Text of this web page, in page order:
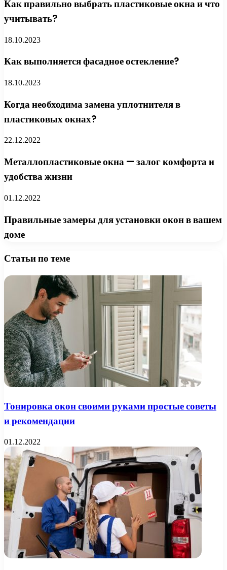
Как правильно выбрать пластиковые окна и что
учитывать?
18.10.2023
Как выполняется фасадное остекление?
18.10.2023
Когда необходима замена уплотнителя в
пластиковых окнах?
22.12.2022
Металлопластиковые окна — залог комфорта и
удобства жизни
01.12.2022
Правильные замеры для установки окон в вашем
доме
Статьи по теме
Тонировка окон своими руками простые советы
и рекомендации
01.12.2022